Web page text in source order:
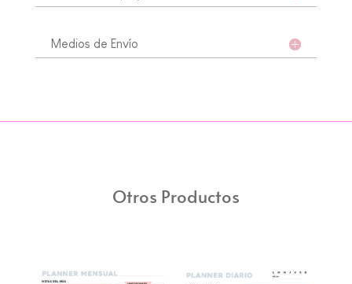
Medios de Envío
Otros Productos